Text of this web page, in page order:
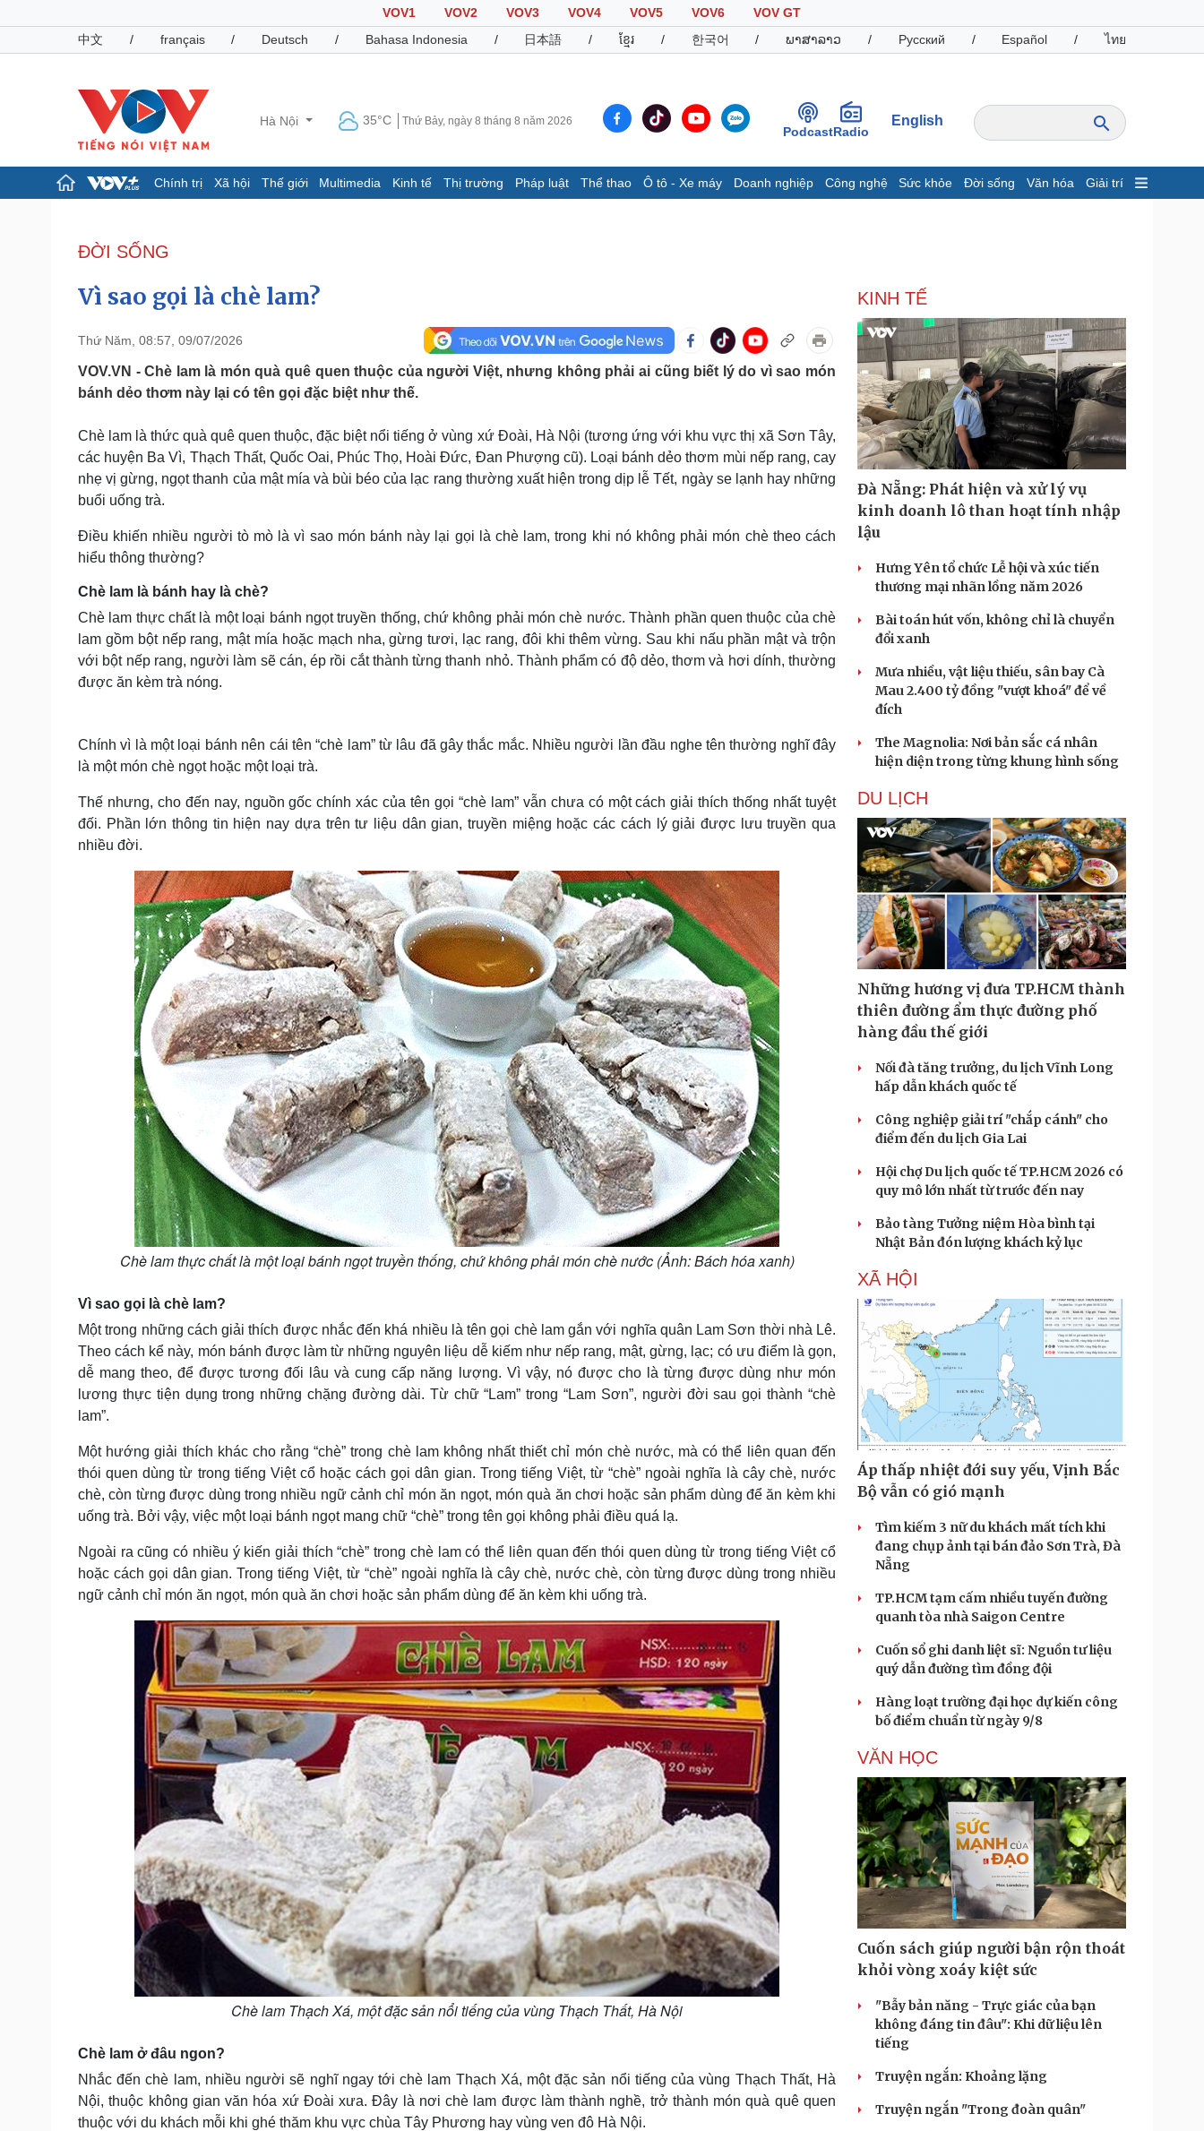
VOV1 VOV2 VOV3 VOV4 VOV5 VOV6
VOV GT
中文
/ français / Deutsch / Bahasa Indonesia / 日本語 / ខ្មែរ / 한국어 / ພາສາລາວ / Русский / Español / ไทย
Hà Nội 35°C Thứ Bảy, ngày 8 tháng 8 năm 2026
PodcastRadio
English
Chính trị Xã hội Thế giới Multimedia Kinh tế Thị trường Pháp luật Thể thao Ô tô - Xe máy Doanh nghiệp Công nghệ Sức khỏe Đời sống Văn hóa Giải trí
Đảng
Tổ chức nhân sự
Nhận diện sự thật
Dấu ấn VOV
Giá cà phê
Pháp luật
Vụ án
Tư vấn luật
Quân sự - Quốc phòng
Vũ khí
Phân tích
Thể thao
Thế giới thể thao
eSports
Hậu trường
Ô tô - Xe máy
Tư vấn
Doanh nghiệp
Thông tin doanh nghiệp
Doanh nghiệp 24h
Doanh nhân
Vì cộng đồng
Công nghệ
Sành điệu
Tin Công nghệ
Trải nghiệm
Chuyển đổi số
Sức khỏe
Cây thuốc
Sản phụ khoa
Nam khoa
Làm đẹp - giảm cân
Phòng mạch online
Ăn sạch sống khỏe
Blog
Văn học
Thời trang
Săn Tour
Podcast
Câu chuyện thời sự
Cửa sổ tình yêu
Kể chuyện cho bé
Hạt giống tâm hồn
Cải chính
ĐỜI SỐNG
Vì sao gọi là chè lam?
Thứ Năm, 08:57, 09/07/2026
VOV.VN - Chè lam là món quà quê quen thuộc của người Việt, nhưng không phải ai cũng biết lý do vì sao món
bánh dẻo thơm này lại có tên gọi đặc biệt như thế.
Chè lam là thức quà quê quen thuộc, đặc biệt nổi tiếng ở vùng xứ Đoài, Hà Nội (tương ứng với khu vực thị xã Sơn Tây,
các huyện Ba Vì, Thạch Thất, Quốc Oai, Phúc Thọ, Hoài Đức, Đan Phượng cũ). Loại bánh dẻo thơm mùi nếp rang, cay
nhẹ vị gừng, ngọt thanh của mật mía và bùi béo của lạc rang thường xuất hiện trong dịp lễ Tết, ngày se lạnh hay những
buổi uống trà.
Điều khiến nhiều người tò mò là vì sao món bánh này lại gọi là chè lam, trong khi nó không phải món chè theo cách
hiểu thông thường?
Chè lam là bánh hay là chè?
Chè lam thực chất là một loại bánh ngọt truyền thống, chứ không phải món chè nước. Thành phần quen thuộc của chè
lam gồm bột nếp rang, mật mía hoặc mạch nha, gừng tươi, lạc rang, đôi khi thêm vừng. Sau khi nấu phần mật và trộn
với bột nếp rang, người làm sẽ cán, ép rồi cắt thành từng thanh nhỏ. Thành phẩm có độ dẻo, thơm và hơi dính, thường
được ăn kèm trà nóng.
Chính vì là một loại bánh nên cái tên “chè lam” từ lâu đã gây thắc mắc. Nhiều người lần đầu nghe tên thường nghĩ đây
là một món chè ngọt hoặc một loại trà.
Thế nhưng, cho đến nay, nguồn gốc chính xác của tên gọi “chè lam” vẫn chưa có một cách giải thích thống nhất tuyệt
đối. Phần lớn thông tin hiện nay dựa trên tư liệu dân gian, truyền miệng hoặc các cách lý giải được lưu truyền qua
nhiều đời.
Chè lam thực chất là một loại bánh ngọt truyền thống, chứ không phải món chè nước (Ảnh: Bách hóa xanh)
Vì sao gọi là chè lam?
Một trong những cách giải thích được nhắc đến khá nhiều là tên gọi chè lam gắn với nghĩa quân Lam Sơn thời nhà Lê.
Theo cách kể này, món bánh được làm từ những nguyên liệu dễ kiếm như nếp rang, mật, gừng, lạc; có ưu điểm là gọn,
dễ mang theo, để được tương đối lâu và cung cấp năng lượng. Vì vậy, nó được cho là từng được dùng như món
lương thực tiện dụng trong những chặng đường dài. Từ chữ “Lam” trong “Lam Sơn”, người đời sau gọi thành “chè
lam”.
Một hướng giải thích khác cho rằng “chè” trong chè lam không nhất thiết chỉ món chè nước, mà có thể liên quan đến
thói quen dùng từ trong tiếng Việt cổ hoặc cách gọi dân gian. Trong tiếng Việt, từ “chè” ngoài nghĩa là cây chè, nước
chè, còn từng được dùng trong nhiều ngữ cảnh chỉ món ăn ngọt, món quà ăn chơi hoặc sản phẩm dùng để ăn kèm khi
uống trà. Bởi vậy, việc một loại bánh ngọt mang chữ “chè” trong tên gọi không phải điều quá lạ.
Ngoài ra cũng có nhiều ý kiến giải thích “chè” trong chè lam có thể liên quan đến thói quen dùng từ trong tiếng Việt cổ
hoặc cách gọi dân gian. Trong tiếng Việt, từ “chè” ngoài nghĩa là cây chè, nước chè, còn từng được dùng trong nhiều
ngữ cảnh chỉ món ăn ngọt, món quà ăn chơi hoặc sản phẩm dùng để ăn kèm khi uống trà.
Chè lam Thạch Xá, một đặc sản nổi tiếng của vùng Thạch Thất, Hà Nội
Chè lam ở đâu ngon?
Nhắc đến chè lam, nhiều người sẽ nghĩ ngay tới chè lam Thạch Xá, một đặc sản nổi tiếng của vùng Thạch Thất, Hà
Nội, thuộc không gian văn hóa xứ Đoài xưa. Đây là nơi chè lam được làm thành nghề, trở thành món quà quê quen
thuộc với du khách mỗi khi ghé thăm khu vực chùa Tây Phương hay vùng ven đô Hà Nội.
KINH TẾ
Đà Nẵng: Phát hiện và xử lý vụ
kinh doanh lô than hoạt tính nhập
lậu
Hưng Yên tổ chức Lễ hội và xúc tiến
thương mại nhãn lồng năm 2026
Bài toán hút vốn, không chỉ là chuyển
đổi xanh
Mưa nhiều, vật liệu thiếu, sân bay Cà
Mau 2.400 tỷ đồng "vượt khoá" để về
đích
The Magnolia: Nơi bản sắc cá nhân
hiện diện trong từng khung hình sống
DU LỊCH
Những hương vị đưa TP.HCM thành
thiên đường ẩm thực đường phố
hàng đầu thế giới
Nối đà tăng trưởng, du lịch Vĩnh Long
hấp dẫn khách quốc tế
Công nghiệp giải trí "chắp cánh" cho
điểm đến du lịch Gia Lai
Hội chợ Du lịch quốc tế TP.HCM 2026 có
quy mô lớn nhất từ trước đến nay
Bảo tàng Tưởng niệm Hòa bình tại
Nhật Bản đón lượng khách kỷ lục
XÃ HỘI
Áp thấp nhiệt đới suy yếu, Vịnh Bắc
Bộ vẫn có gió mạnh
Tìm kiếm 3 nữ du khách mất tích khi
đang chụp ảnh tại bán đảo Sơn Trà, Đà
Nẵng
TP.HCM tạm cấm nhiều tuyến đường
quanh tòa nhà Saigon Centre
Cuốn sổ ghi danh liệt sĩ: Nguồn tư liệu
quý dẫn đường tìm đồng đội
Hàng loạt trường đại học dự kiến công
bố điểm chuẩn từ ngày 9/8
VĂN HỌC
Cuốn sách giúp người bận rộn thoát
khỏi vòng xoáy kiệt sức
"Bẫy bản năng - Trực giác của bạn
không đáng tin đâu": Khi dữ liệu lên
tiếng
Truyện ngắn: Khoảng lặng
Truyện ngắn "Trong đoàn quân"